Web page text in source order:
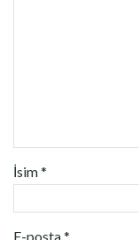
İsim*
E-posta*